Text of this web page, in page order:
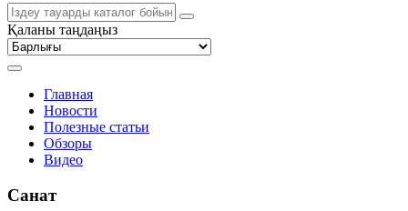
Қаланы таңдаңыз
Главная
Новости
Полезные статьи
Обзоры
Видео
Санат